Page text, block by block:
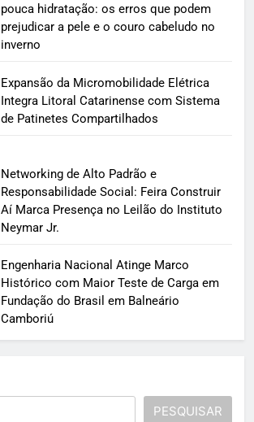
pouca hidratação: os erros que podem
prejudicar a pele e o couro cabeludo no
inverno
Expansão da Micromobilidade Elétrica
Integra Litoral Catarinense com Sistema
de Patinetes Compartilhados
Networking de Alto Padrão e
Responsabilidade Social: Feira Construir
Aí Marca Presença no Leilão do Instituto
Neymar Jr.
Engenharia Nacional Atinge Marco
Histórico com Maior Teste de Carga em
Fundação do Brasil em Balneário
Camboriú
PESQUISAR